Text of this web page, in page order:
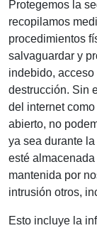
Protegemos la
recopilamos
procedimientos
salvaguardar y
indebido,
destrucción. Sin
del internet
abierto, no
ya sea durante
esté
mantenida por
intrusión otros,
Esto incluye la